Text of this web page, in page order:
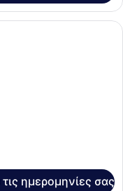
υπαίθριος χώρος
ημερομηνίες σας